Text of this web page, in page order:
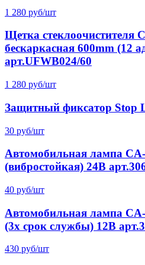
1 280 руб/шт
Щетка стеклоочистителя
бескаркасная 600mm (12
арт.UFWB024/60
1 280 руб/шт
Защитный фиксатор Stop
30 руб/шт
Автомобильная лампа
(вибростойкая) 24В
40 руб/шт
Автомобильная лампа
(3x срок службы) 12В
430 руб/шт